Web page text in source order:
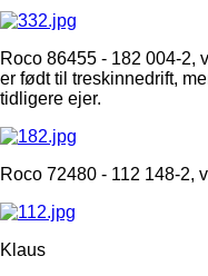
Roco 86455 - 182 004-2,
er født til treskinnedrift,
tidligere ejer.
Roco 72480 - 112 148-2,
Klaus